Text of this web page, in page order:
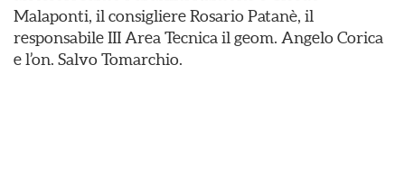
Malaponti, il consigliere Rosario Patanè, il
responsabile III Area Tecnica il geom. Angelo Corica
e l’on. Salvo Tomarchio.